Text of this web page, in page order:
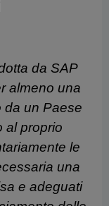
proprio
e adeguati
delle
aziende hanno
le nuove
il “lavoro